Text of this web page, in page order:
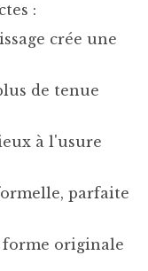
:
crée une
de tenue
à l'usure
parfaite
forme originale